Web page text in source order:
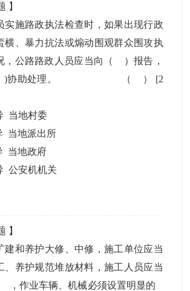
】
实施路政执法检查时，如果出现行政
横、暴力抗法或煽动围观群众围攻执
，公路路政人员应当向（ ）报告，
知( )协助处理。 （ ） [2
当地村委
当地派出所
当地政府
公安机机关
】
建和养护大修、中修，施工单位应当
、养护规范堆放材料，施工人员应当
作业车辆、机械必须设置明显的